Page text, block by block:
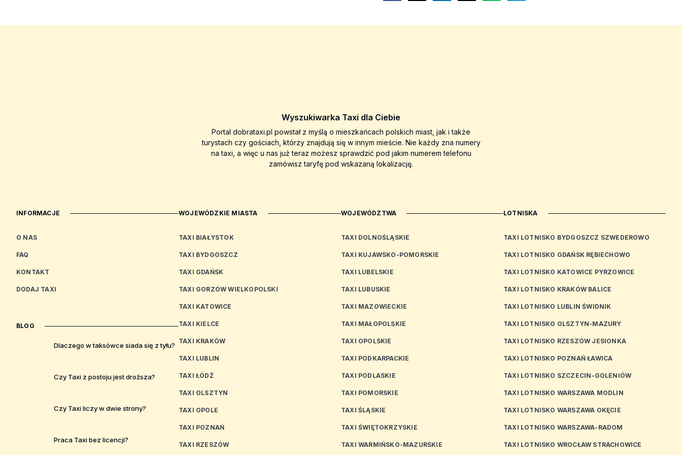
Wyszukiwarka Taxi dla Ciebie
Portal dobrataxi.pl powstał z myślą o mieszkańcach polskich miast, jak i także
turystach czy gościach, którzy znajdują się w innym mieście. Nie każdy zna numery
na taxi, a więc u nas już teraz możesz sprawdzić pod jakim numerem telefonu
zamówisz taryfę pod wskazaną lokalizację.
INFORMACJE
O NAS
FAQ
KONTAKT
DODAJ TAXI
BLOG
Dlaczego w taksówce siada się z tyłu?
Czy Taxi z postoju jest droższa?
Czy Taxi liczy w dwie strony?
Praca Taxi bez licencji?
WOJEWÓDZKIE MIASTA
TAXI BIAŁYSTOK
TAXI BYDGOSZCZ
TAXI GDAŃSK
TAXI GORZÓW WIELKOPOLSKI
TAXI KATOWICE
TAXI KIELCE
TAXI KRAKÓW
TAXI LUBLIN
TAXI ŁÓDŹ
TAXI OLSZTYN
TAXI OPOLE
TAXI POZNAŃ
TAXI RZESZÓW
WOJEWÓDZTWA
TAXI DOLNOŚLĄSKIE
TAXI KUJAWSKO-POMORSKIE
TAXI LUBELSKIE
TAXI LUBUSKIE
TAXI MAZOWIECKIE
TAXI MAŁOPOLSKIE
TAXI OPOLSKIE
TAXI PODKARPACKIE
TAXI PODLASKIE
TAXI POMORSKIE
TAXI ŚLĄSKIE
TAXI ŚWIĘTOKRZYSKIE
TAXI WARMIŃSKO-MAZURSKIE
LOTNISKA
TAXI LOTNISKO BYDGOSZCZ SZWEDEROWO
TAXI LOTNISKO GDAŃSK RĘBIECHOWO
TAXI LOTNISKO KATOWICE PYRZOWICE
TAXI LOTNISKO KRAKÓW BALICE
TAXI LOTNISKO LUBLIN ŚWIDNIK
TAXI LOTNISKO OLSZTYN-MAZURY
TAXI LOTNISKO RZESZÓW JESIONKA
TAXI LOTNISKO POZNAŃ ŁAWICA
TAXI LOTNISKO SZCZECIN-GOLENIÓW
TAXI LOTNISKO WARSZAWA MODLIN
TAXI LOTNISKO WARSZAWA OKĘCIE
TAXI LOTNISKO WARSZAWA-RADOM
TAXI LOTNISKO WROCŁAW STRACHOWICE